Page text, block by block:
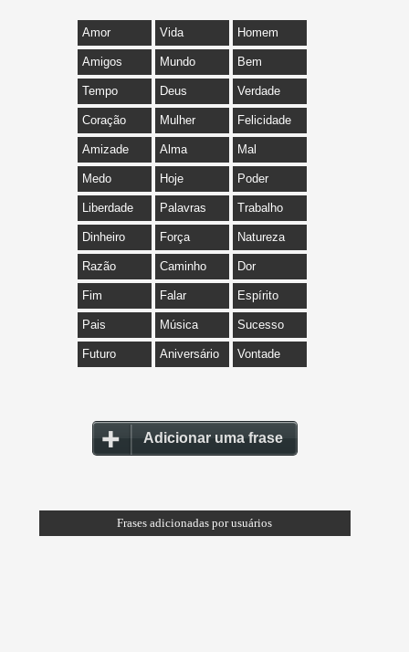
Amor Vida Homem
Amigos Mundo Bem
Tempo Deus Verdade
Coração Mulher Felicidade
Amizade Alma Mal
Medo Hoje Poder
Liberdade Palavras Trabalho
Dinheiro Força Natureza
Razão Caminho Dor
Fim Falar Espírito
Pais Música Sucesso
Futuro Aniversário Vontade
Adicionar uma frase
Frases adicionadas por usuários